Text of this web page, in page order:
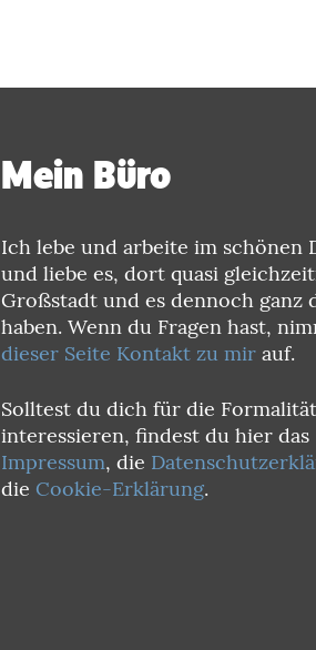
Mein Büro
Ich lebe und arbeite im schönen
und liebe es, dort quasi
Großstadt und es dennoch ganz
haben. Wenn du Fragen hast,
dieser Seite Kontakt zu mirauf.
Solltest du dich für die
interessieren, findest du hier das
Impressum, die
die Cookie-Erklärung.